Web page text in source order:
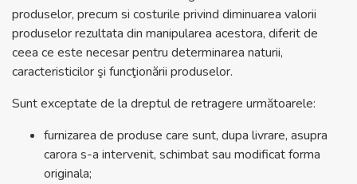
produselor, precum si costurile privind diminuarea valorii
produselor rezultata din manipularea acestora, diferit de
ceea ce este necesar pentru determinarea naturii,
caracteristicilor şi funcţionării produselor.
Sunt exceptate de la dreptul de retragere următoarele:
furnizarea de produse care sunt, dupa livrare, asupra
carora s-a intervenit, schimbat sau modificat forma
originala;